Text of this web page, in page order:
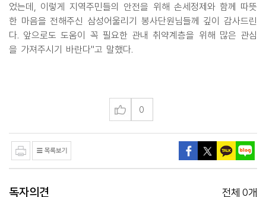
었는데, 이렇게 지역주민들의 안전을 위해 손세정제와 함께 따뜻
한 마음을 전해주신 삼성어울리기 봉사단원님들께 깊이 감사드린
다. 앞으로도 도움이 꼭 필요한 관내 취약계층을 위해 많은 관심
을 가져주시기 바란다"고 말했다.
0
독자의견 전체 0개